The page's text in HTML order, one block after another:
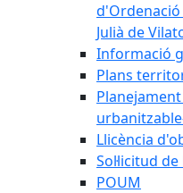
Julià de
Informació
Plans
Llicència
Sol·licitud
POUM